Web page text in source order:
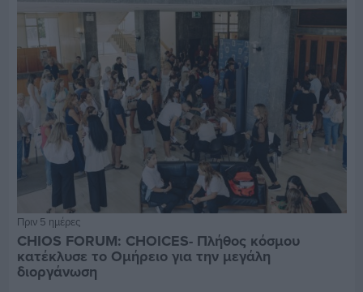
Πριν 5 ημέρες
CHIOS FORUM: CHOICES- Πλήθος κόσμου
κατέκλυσε το Ομήρειο για την μεγάλη
διοργάνωση